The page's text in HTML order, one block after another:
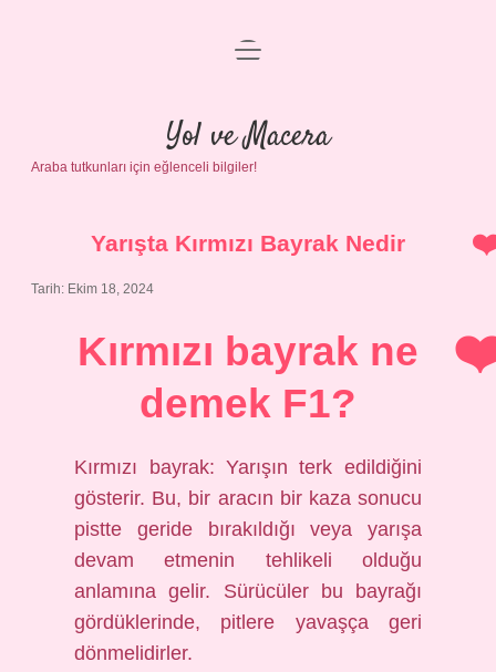
Anasayfa
Gizlilik Politikası
Yasal Uyarı
menüyü
Yol ve Macera
Araba tutkunları için eğlenceli bilgiler!
Yarışta Kırmızı Bayrak Nedir
Tarih: Ekim 18, 2024
Kırmızı bayrak ne
demek F1?
Kırmızı bayrak: Yarışın terk edildiğini
gösterir. Bu, bir aracın bir kaza sonucu
pistte geride bırakıldığı veya yarışa
devam etmenin tehlikeli olduğu
anlamına gelir. Sürücüler bu bayrağı
gördüklerinde, pitlere yavaşça geri
dönmelidirler.